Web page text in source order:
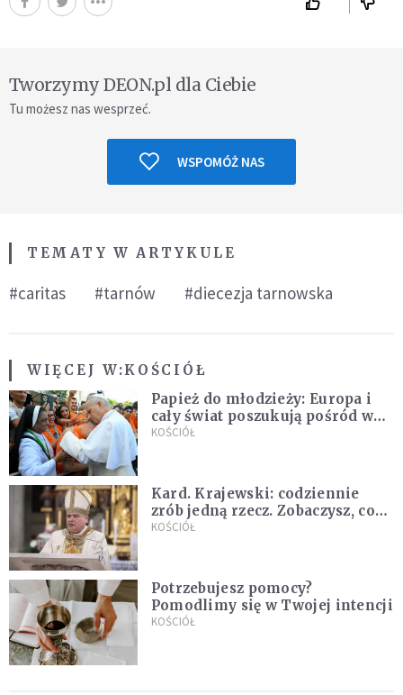
Tworzymy DEON.pl dla Ciebie
Tu możesz nas wesprzeć.
WSPOMÓŻ NAS
TEMATY W ARTYKULE
#caritas #tarnów #diecezja tarnowska
WIĘCEJ W:KOŚCIÓŁ
Papież do młodzieży: Europa i
cały świat poszukują pośród was
nowych świętych
KOŚCIÓŁ
Kard. Krajewski: codziennie
zrób jedną rzecz. Zobaczysz, co
stanie się z twoim życiem
KOŚCIÓŁ
Potrzebujesz pomocy?
Pomodlimy się w Twojej intencji
KOŚCIÓŁ